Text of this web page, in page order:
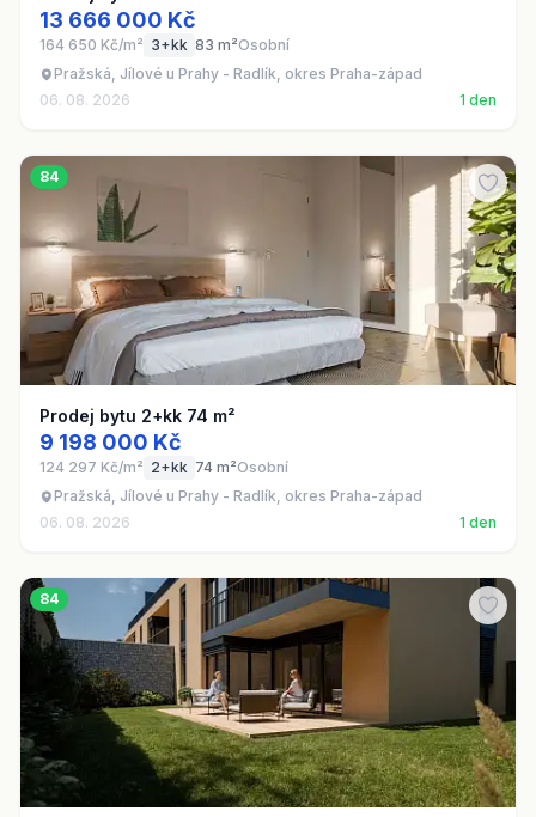
13 666 000 Kč
164 650 Kč/m² 3+kk 83 m²Osobní
Pražská, Jílové u Prahy - Radlík, okres Praha-západ
06. 08. 2026
1 den
84
Prodej bytu 2+kk 74 m²
9 198 000 Kč
124 297 Kč/m² 2+kk 74 m²Osobní
Pražská, Jílové u Prahy - Radlík, okres Praha-západ
06. 08. 2026
1 den
84